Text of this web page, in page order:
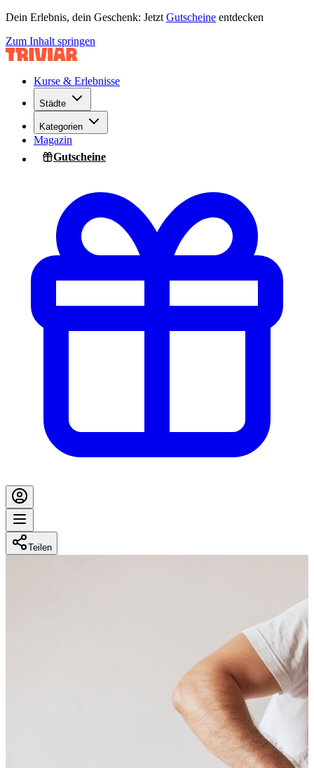
Dein Erlebnis, dein Geschenk: Jetzt Gutscheine entdecken
Zum Inhalt springen
Kurse & Erlebnisse
Städte
Kategorien
Magazin
Gutscheine
Teilen